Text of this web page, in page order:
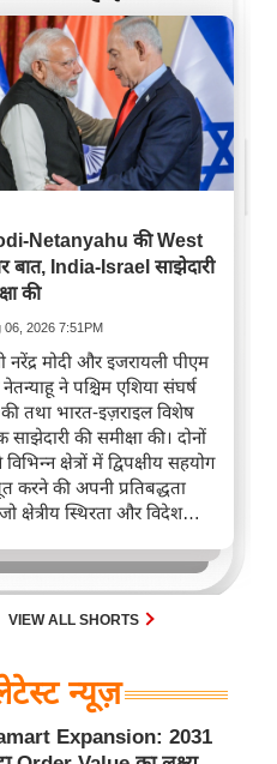
Netanyahu की West
बात, India-Israel साझेदारी
की
06, 2026 7:51PM
नरेंद्र मोदी और इजरायली पीएम
ने पश्चिम एशिया संघर्ष
की तथा भारत-इज़राइल विशेष
साझेदारी की समीक्षा की। दोनों
क्षेत्रों में द्विपक्षीय सहयोग
करने की अपनी प्रतिबद्धता
क्षेत्रीय स्थिरता और विदेश
VIEW ALL SHORTS
न्यूज़
Expansion: 2031